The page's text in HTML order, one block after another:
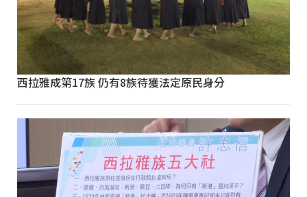
西拉雅成第17族 仍有8族待獲法定原民身分